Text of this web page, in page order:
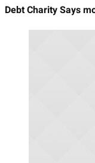
Debt Charity Says